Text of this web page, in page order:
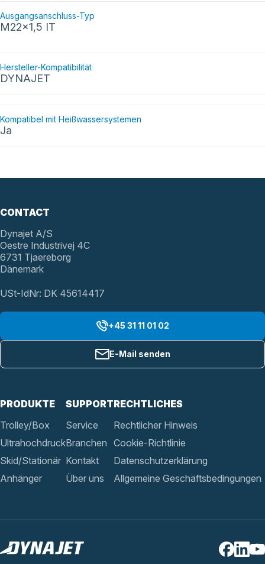
Ausgangsanschluss-Typ
M22x1,5 IT
Hersteller-Kompatibilität
DYNAJET
Kompatibel mit Heißwassersystemen
Ja
PRODUKTE
Trolley/Box
Ultrahochdruck
Skid/Stationär
Anhänger
SUPPORT
Service
Branchen
Kontakt
Über uns
RECHTLICHES
Rechtlicher Hinweis
Cookie-Richtlinie
Datenschutzerklärung
Allgemeine Geschäftsbedingungen
CONTACT
Dynajet A/S
Oestre Industrivej 4C
6731 Tjaereborg
Dänemark
USt-IdNr: DK 45614417
+45 31 11 01 02
E-Mail senden